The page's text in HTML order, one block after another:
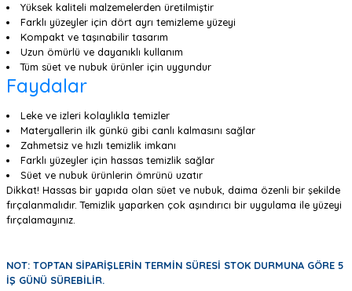
Yüksek kaliteli malzemelerden üretilmiştir
Farklı yüzeyler için dört ayrı temizleme yüzeyi
Kompakt ve taşınabilir tasarım
Uzun ömürlü ve dayanıklı kullanım
Tüm süet ve nubuk ürünler için uygundur
Faydalar
Leke ve izleri kolaylıkla temizler
Materyallerin ilk günkü gibi canlı kalmasını sağlar
Zahmetsiz ve hızlı temizlik imkanı
Farklı yüzeyler için hassas temizlik sağlar
Süet ve nubuk ürünlerin ömrünü uzatır
Dikkat! Hassas bir yapıda olan süet ve nubuk, daima özenli bir şekilde
fırçalanmalıdır. Temizlik yaparken çok aşındırıcı bir uygulama ile yüzeyi
fırçalamayınız.
NOT: TOPTAN SİPARİŞLERİN TERMİN SÜRESİ STOK DURMUNA GÖRE 5
İŞ GÜNÜ SÜREBİLİR.